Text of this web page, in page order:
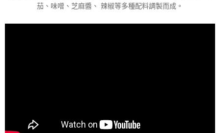
茄、味噌、芝麻醬、 辣椒等多種配料調製而成。